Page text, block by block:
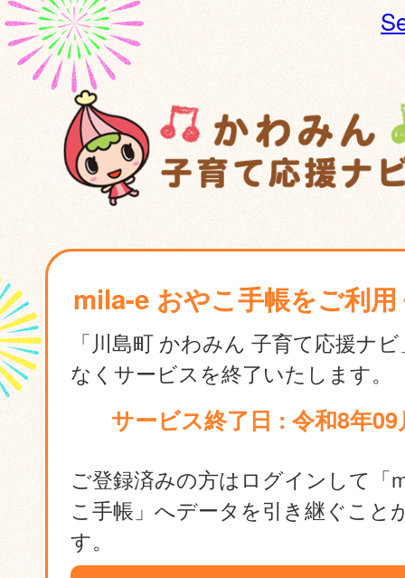
mila-e おやこ手帳をご利
「川島町 かわみん 子育て応援ナ
なくサービスを終了いたします。
サービス終了日 : 令和8年09
ご登録済みの方はログインして「
こ手帳」へデータを引き継ぐこと
す。